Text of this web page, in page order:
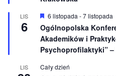
n
i
o
n
e
LIS
6
W
r
ó
ż
n
o
6 listopada -7 listopada
Ogólnopolska
Akademików i
Psychoprofilaktyki”
LIS Cały dzień